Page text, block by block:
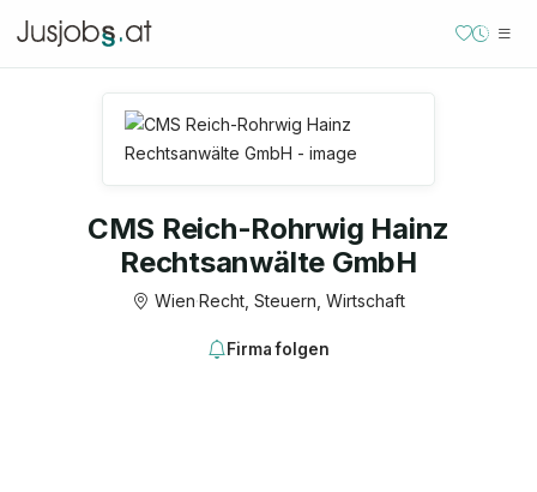
CMS Reich-Rohrwig Hainz
Rechtsanwälte GmbH
Wien·Recht, Steuern, Wirtschaft
Firma folgen